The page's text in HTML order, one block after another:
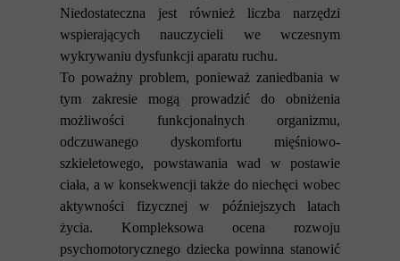
Niedostateczna jest również liczba narzędzi
wspierających nauczycieli we wczesnym
wykrywaniu dysfunkcji aparatu ruchu.
To poważny problem, ponieważ zaniedbania w
tym zakresie mogą prowadzić do obniżenia
możliwości funkcjonalnych organizmu,
odczuwanego dyskomfortu mięśniowo-
szkieletowego, powstawania wad w postawie
ciała, a w konsekwencji także do niechęci wobec
aktywności fizycznej w późniejszych latach
życia. Kompleksowa ocena rozwoju
psychomotorycznego dziecka powinna stanowić